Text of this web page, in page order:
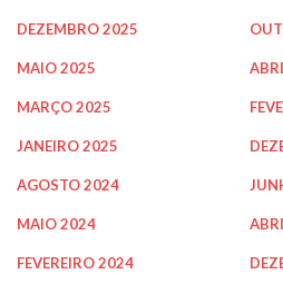
DEZEMBRO 2025
MAIO 2025
MARÇO 2025
JANEIRO 2025
AGOSTO 2024
MAIO 2024
FEVEREIRO 2024